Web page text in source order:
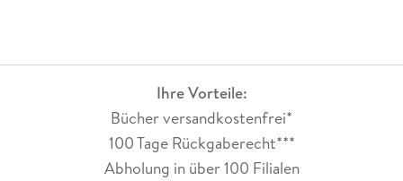
6. 2 . . . Links: Usability und Accessibility . . . 271
6. 3 . . . Buttons . . . 272
6. 4 . . . Navigationen . . . 279
Ihre Vorteile:
Bücher versandkostenfrei*
100 Tage Rückgaberecht***
Abholung in über 100 Filialen